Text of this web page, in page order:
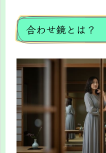
合わせ鏡とは？